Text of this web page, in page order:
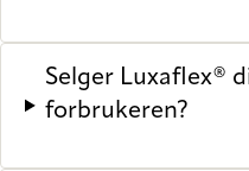
Selger Luxaflex®
forbrukeren?